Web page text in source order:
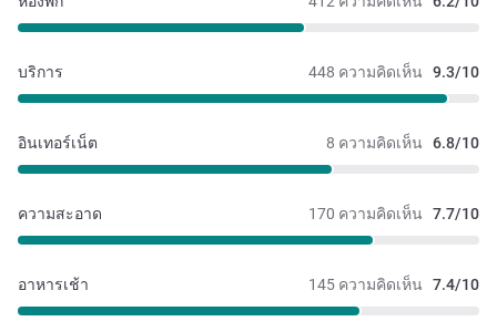
448 ความคิดเห็น 9.3/10
บริการ
8 ความคิดเห็น 6.8/10
อินเทอร์เน็ต
170 ความคิดเห็น 7.7/10
ความสะอาด
145 ความคิดเห็น 7.4/10
อาหารเช้า